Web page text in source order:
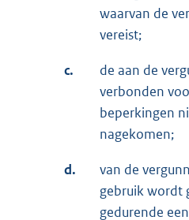
waarvan de
vereist;
c.
de aan de
verbonden
beperkingen
nagekomen;
d.
van de
gebruik wordt
gedurende